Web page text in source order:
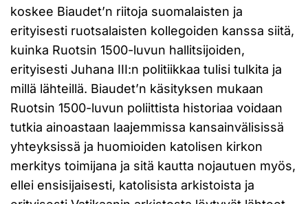
koskee Biaudet’n riitoja suomalaisten ja
erityisesti ruotsalaisten kollegoiden kanssa siitä,
kuinka Ruotsin 1500-luvun hallitsijoiden,
erityisesti Juhana III:n politiikkaa tulisi tulkita ja
millä lähteillä. Biaudet’n käsityksen mukaan
Ruotsin 1500-luvun poliittista historiaa voidaan
tutkia ainoastaan laajemmissa kansainvälisissä
yhteyksissä ja huomioiden katolisen kirkon
merkitys toimijana ja sitä kautta nojautuen myös,
ellei ensisijaisesti, katolisista arkistoista ja